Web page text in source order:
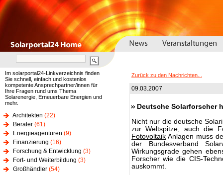
Im solarportal24-Linkverzeichnis finden
Sie schnell, einfach und kostenlos
kompetente Ansprechpartner/innen für
Ihre Fragen rund ums Thema
Solarenergie, Erneuerbare Energien und
mehr.
Architekten (22)
Berater (61)
Energieagenturen (9)
Finanzierung (16)
Forschung & Entwicklung (3)
Fort- und Weiterbildung (3)
Großhändler (54)
Zurück zu den Nachrichten...
09.03.2007
Deutsche Solarforscher
Nicht nur die deutsche
zur Weltspitze, auch die
Fotovoltaik Anlagen muss
der Bundesverband
Wirkungsgrade gehen
Forscher wie die CIS-
auskommt.